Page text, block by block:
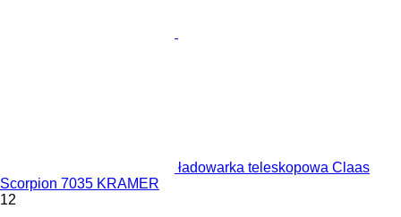
ładowarka teleskopowa Claas
Scorpion 7035 KRAMER
12